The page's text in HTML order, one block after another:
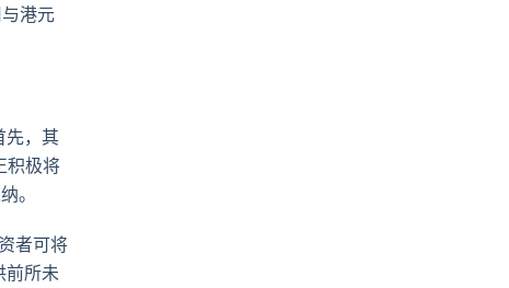
港元
先，其
积极将
。
者可将
前所未